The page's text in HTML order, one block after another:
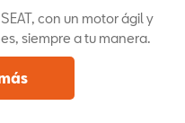
con un motor ágil y
siempre a tu manera.